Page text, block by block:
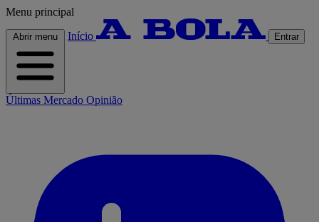
Menu principal
Abrir menu Início Entrar
Últimas Mercado Opinião